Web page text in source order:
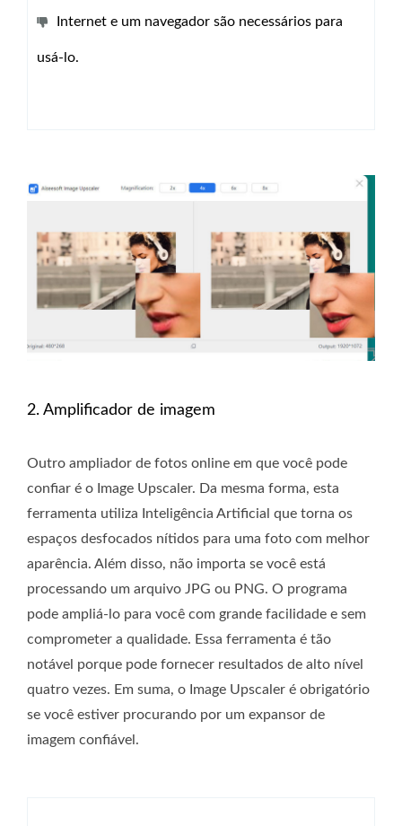
Internet e um navegador são necessários para
usá-lo.
2. Amplificador de imagem
Outro ampliador de fotos online em que você pode
confiar é o Image Upscaler. Da mesma forma, esta
ferramenta utiliza Inteligência Artificial que torna os
espaços desfocados nítidos para uma foto com melhor
aparência. Além disso, não importa se você está
processando um arquivo JPG ou PNG. O programa
pode ampliá-lo para você com grande facilidade e sem
comprometer a qualidade. Essa ferramenta é tão
notável porque pode fornecer resultados de alto nível
quatro vezes. Em suma, o Image Upscaler é obrigatório
se você estiver procurando por um expansor de
imagem confiável.